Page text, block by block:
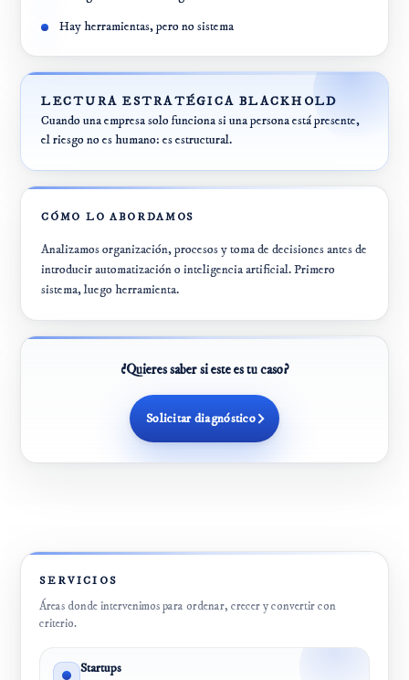
Hay herramientas, pero no sistema
LECTURA ESTRATÉGICA BLACKHOLD
Cuando una empresa solo funciona si una persona está presente,
el riesgo no es humano: es estructural.
CÓMO LO ABORDAMOS
Analizamos organización, procesos y toma de decisiones antes de
introducir automatización o inteligencia artificial. Primero
sistema, luego herramienta.
¿Quieres saber si este es tu caso?
Solicitar diagnóstico
SERVICIOS
Áreas donde intervenimos para ordenar, crecer y convertir con
criterio.
Startups